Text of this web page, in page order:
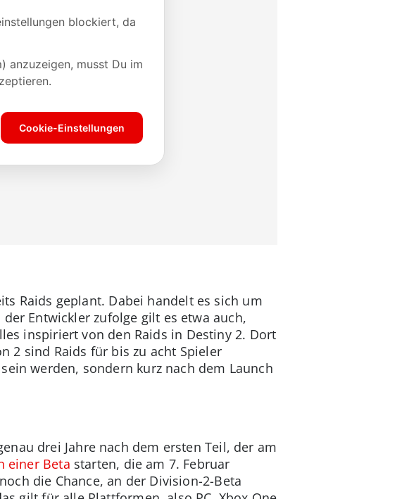
Raids geplant. Dabei handelt es sich um
Entwickler zufolge gilt es etwa auch,
inspiriert von den Raids in Destiny 2. Dort
2 sind Raids für bis zu acht Spieler
werden, sondern kurz nach dem Launch
drei Jahre nach dem ersten Teil, der am
einer Beta starten, die am 7. Februar
die Chance, an der Division-2-Beta